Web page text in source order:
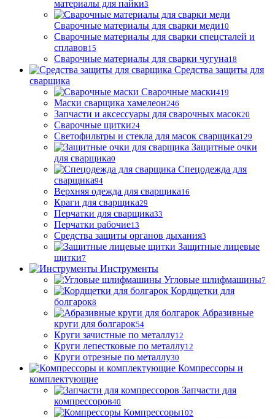
материалы для пайки3
Сварочные материалы для сварки меди10
Сварочные материалы для сварки спецсталей и
сплавов15
Сварочные материалы для сварки чугуна18
Средства защиты для
сварщика
Сварочные маски419
Маски сварщика хамелеон246
Запчасти и аксессуары для сварочных масок20
Сварочные щитки24
Светофильтры и стекла для масок сварщика129
Защитные очки
для сварщика0
Спецодежда для
сварщика94
Верхняя одежда для сварщика16
Краги для сварщика29
Перчатки для сварщика33
Перчатки рабочие13
Средства защиты органов дыхания3
Защитные лицевые
щитки7
Инструменты
Угловые шлифмашины7
Кордщетки для
болгарок8
Абразивные
круги для болгарок54
Круги зачистные по металлу12
Круги лепестковые по металлу12
Круги отрезные по металлу30
Компрессоры и
комплектующие
Запчасти для
компрессоров40
Компрессоры102